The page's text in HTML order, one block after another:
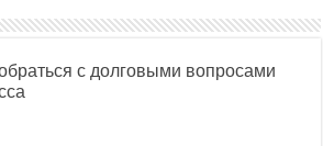
с долговыми вопросами